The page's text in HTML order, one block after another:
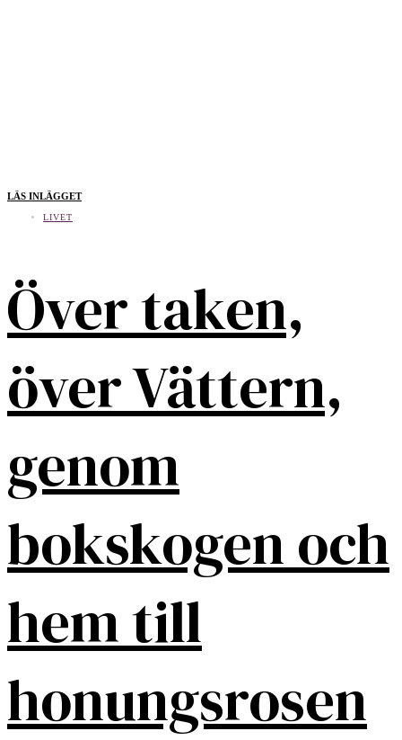
LÄS INLÄGGET
LIVET
Över taken,
över Vättern,
genom
bokskogen och
hem till
honungsrosen